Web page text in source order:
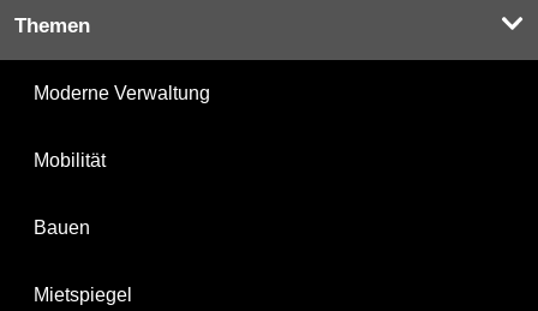
Themen
Moderne Verwaltung
Mobilität
Bauen
Mietspiegel